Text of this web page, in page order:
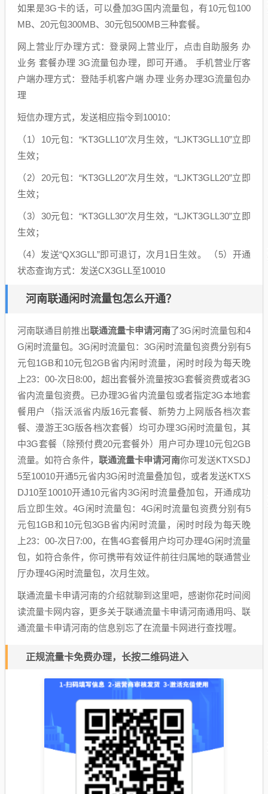
如果是3G卡的话，可以叠加3G国内流量包，有10元包100
MB、20元包300MB、30元包500MB三种套餐。
网上营业厅办理方式：登录网上营业厅，点击自助服务 办
业务 套餐办理 3G流量包办理，即可开通。 手机营业厅客
户端办理方式：登陆手机客户端 办理 业务办理3G流量包办
理
短信办理方式，发送相应指令到10010：
（1）10元包：“KT3GLL10”次月生效，“LJKT3GLL10”立即
生效；
（2）20元包：“KT3GLL20”次月生效，“LJKT3GLL20”立即
生效；
（3）30元包：“KT3GLL30”次月生效，“LJKT3GLL30”立即
生效；
（4）发送“QX3GLL”即可退订，次月1日生效。 （5）开通
状态查询方式：发送CX3GLL至10010
河南联通闲时流量包怎么开通？
河南联通目前推出联通流量卡申请河南了3G闲时流量包和4
G闲时流量包。3G闲时流量包：3G闲时流量包资费分别有5
元包1GB和10元包2GB省内闲时流量，闲时时段为每天晚
上23：00-次日8:00，超出套餐外流量按3G套餐资费或者3G
省内流量包资费。已办理3G省内流量包或者指定3G本地套
餐用户（指沃派省内版16元套餐、新势力上网版各档次套
餐、漫游王3G版各档次套餐）均可办理3G闲时流量包，其
中3G套餐（除预付费20元套餐外）用户可办理10元包2GB
流量。如符合条件， 联通流量卡申请河南你可发送KTXSDJ
5至10010开通5元省内3G闲时流量叠加包，或者发送KTXS
DJ10至10010开通10元省内3G闲时流量叠加包，开通成功
后立即生效。4G闲时流量包：4G闲时流量包资费分别有5
元包1GB和10元包3GB省内闲时流量，闲时时段为每天晚
上23：00-次日7:00，在售4G套餐用户均可办理4G闲时流量
包，如符合条件，你可携带有效证件前往归属地的联通营业
厅办理4G闲时流量包，次月生效。
联通流量卡申请河南的介绍就聊到这里吧，感谢你花时间阅
读流量卡网内容，更多关于联通流量卡申请河南通用吗、联
通流量卡申请河南的信息别忘了在流量卡网进行查找喔。
正规流量卡免费办理，长按二维码进入